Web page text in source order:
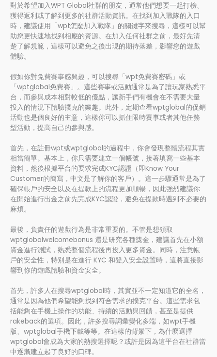
對於希望加入WPT Global社群的朋友，通常他們想要一起打榜、
獲得返利或了解到更多的社群活動資訊。在找到加入戰隊的入口
時，建議使用「wpt怎麼加入戰隊」的關鍵字來搜尋，這樣可以幫
助您更快速地找到相應的資源。在加入任何社群之前，最好先清
楚了解規範，這樣可以避免之後出現的期待落差，影響您的遊戲
體驗。
假如你對免費賽事感興趣，可以搜尋「wpt免費賽密碼」或
「wptglobal免費賽」。這些賽事或活動通常是為了讓玩家熟悉平
台，而參與成本相對較低的優點，讓新手們有機會在不需要大量
投入的情況下體驗撲克的樂趣。此外，定期查看wptglobal的促銷
活動也是個良好的主意，這樣你可以抓住限時賽事或者其他任務
型活動，提高自己的參與感。
首先，在註冊wpt或wptglobal的過程中，你會發現整體流程其實
相當簡單。基本上，你只需要建立一個帳號，接著填寫一些基本
資料，然後根據平台的要求完成KYC認證（即Know Your
Customer的簡寫，中文是了解你的客戶）。這一步驟通常是為了
確保帳戶的安全以及在提款上的流程更加順暢，因此強烈建議你
在開始進行出金之前先完成KYC認證，避免在提款時遇到不必要的
麻煩。
最後，負責任的遊戲行為是非常重要的。不管是想領取
wptglobalwelcomebonus 還是研究各種獎金，建議首先在小額
資金進行測試，熟悉整個流程後再投入更多資金。同時，注意帳
戶的安全性，特別是在進行 KYC 和登入安全設置時，這將直接影
響到你的遊戲體驗和資金安全。
首先，許多人在搜尋wptglobal時，其實並不一定知道它的全名，
通常是因為他們希望能夠找到符合需求的撲克平台。這些需求包
括能夠在手機上操作的功能、持續的活動與回饋，甚至是提供
rakeback的選項。因此，許多搜尋詞彙變化多端，如wpt手機
版、wptglobal手機下載等等。在這樣的背景下，為什麼選擇
wptglobal會成為大家的熱搜選擇呢？或許是因為這平台在社群當
中逐漸建立起了良好的口碑。